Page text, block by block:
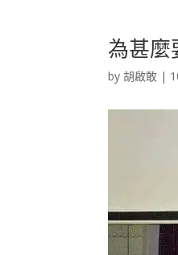
為甚麼
by胡啟敢 |